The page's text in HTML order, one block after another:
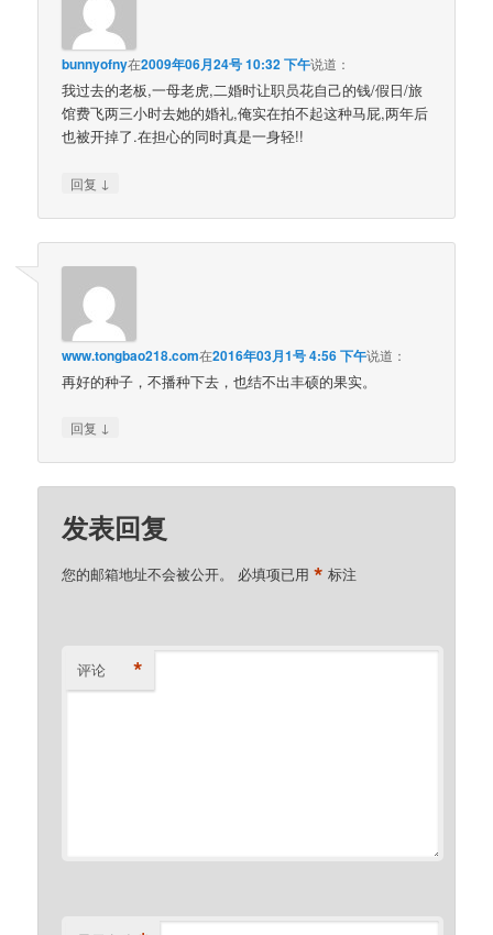
bunnyofny在2009年06月24号 10:32 下午说道：
我过去的老板,一母老虎,二婚时让职员花自己的钱/假日/旅
馆费飞两三小时去她的婚礼,俺实在拍不起这种马屁,两年后
也被开掉了.在担心的同时真是一身轻!!
回复 ↓
www.tongbao218.com在2016年03月1号 4:56 下午说道：
再好的种子，不播种下去，也结不出丰硕的果实。
回复 ↓
发表回复
您的邮箱地址不会被公开。 必填项已用* 标注
评论 *